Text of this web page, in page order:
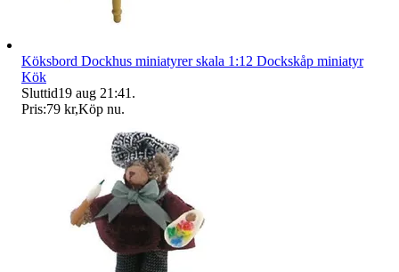
Köksbord Dockhus miniatyrer skala 1:12 Dockskåp miniatyr
Kök
Sluttid19 aug 21:41 .
Pris:79 kr,Köp nu.